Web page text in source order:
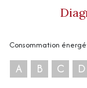
Consommation
A B C D